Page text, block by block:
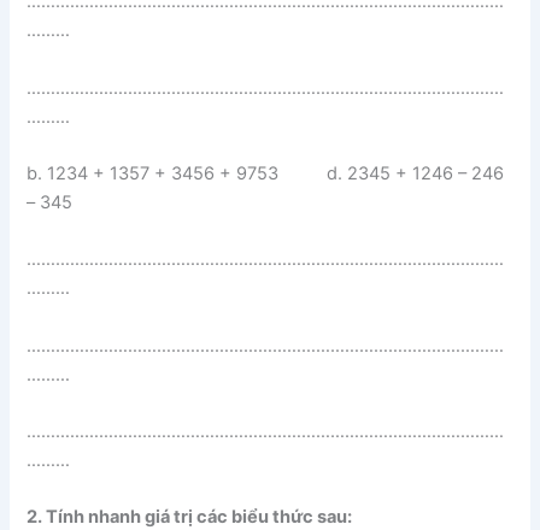
………
………………………………………………………………………………………
………
b. 1234 + 1357 + 3456 + 9753 d. 2345 + 1246 – 246
– 345
………………………………………………………………………………………
………
………………………………………………………………………………………
………
………………………………………………………………………………………
………
2. Tính nhanh giá trị các biểu thức sau: